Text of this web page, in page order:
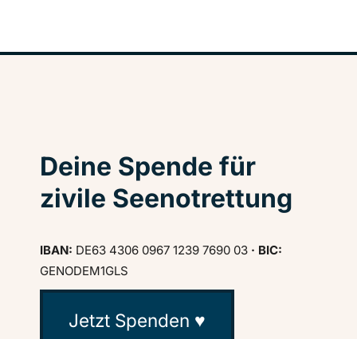
Deine Spende für
zivile Seenotrettung
IBAN: DE63 4306 0967 1239 7690 03 · BIC:
GENODEM1GLS
Jetzt Spenden ♥